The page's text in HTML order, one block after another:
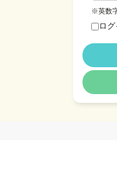
※英数
ログ